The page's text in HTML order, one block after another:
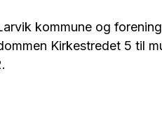
kommune og
Kirkestredet 5 til